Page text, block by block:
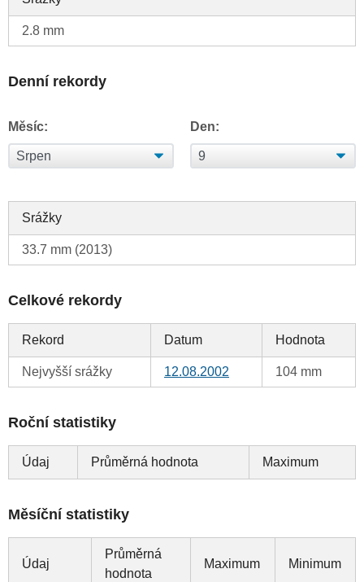
2.8 mm
Denní rekordy
Měsíc: Den:
Srážky
33.7 mm (2013)
Celkové rekordy
Rekord Datum Hodnota
Nejvyšší srážky 12.08.2002 104 mm
Roční statistiky
Údaj Průměrná hodnota Maximum
Měsíční statistiky
Údaj
Průměrná
hodnota
Maximum Minimum